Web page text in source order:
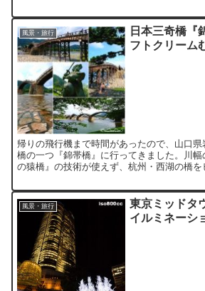
風景・旅行
日本三奇橋『
フトクリーム
帰りの飛行機まで時間があったので、山口
橋の一つ『錦帯橋』に行ってきました。川
の猿橋』の技術が使えず、杭州・西湖の橋
風景・旅行
東京ミッドタ
イルミネーシ